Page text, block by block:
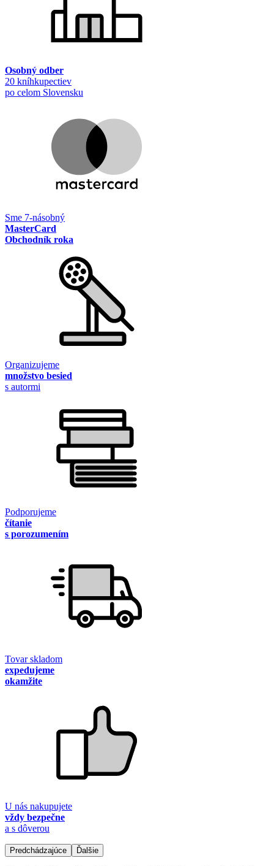
Osobný odber
20 kníhkupectiev
po celom Slovensku
Sme 7-násobný
MasterCard
Obchodník roka
Organizujeme
množstvo besied
s autormi
Podporujeme
čítanie
s porozumením
Tovar skladom
expedujeme
okamžite
U nás nakupujete
vždy bezpečne
a s dôverou
Predchádzajúce Ďalšie